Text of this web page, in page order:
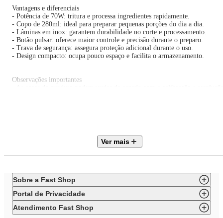
Vantagens e diferenciais
- Potência de 70W: tritura e processa ingredientes rapidamente.
- Copo de 280ml: ideal para preparar pequenas porções do dia a dia.
- Lâminas em inox: garantem durabilidade no corte e processamento.
- Botão pulsar: oferece maior controle e precisão durante o preparo.
- Trava de segurança: assegura proteção adicional durante o uso.
- Design compacto: ocupa pouco espaço e facilita o armazenamento.
Observações importantes
ESPECIFICAÇÕES TÉCNICAS
Marca: Cadence
Modelo: MPR530-127
Cor predominante: Preto
Ver mais
Sobre a Fast Shop
Portal de Privacidade
Atendimento Fast Shop